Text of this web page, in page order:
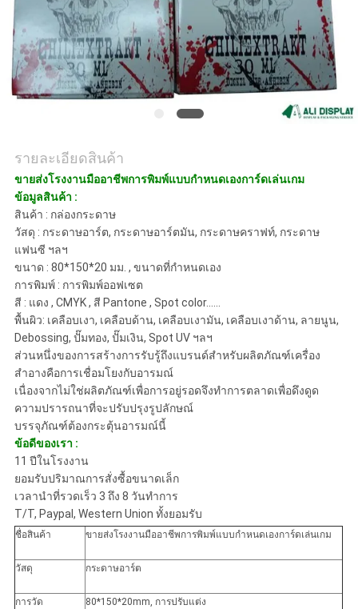
แผนผัง
เว็บไซต์
รายละเอียดสินค้า
ขายส่งโรงงานมืออาชีพการพิมพ์แบบกำหนดเองการ์ดเล่นเกม
ข้อมูลสินค้า :
สินค้า : กล่องกระดาษ
วัสดุ : กระดาษอาร์ต, กระดาษอาร์ตมัน, กระดาษคราฟท์, กระดาษ
แฟนซี ฯลฯ
ขนาด : 80*150*20 มม. , ขนาดที่กำหนดเอง
การพิมพ์ : การพิมพ์ออฟเซต
สี : แดง , CMYK , สี Pantone , Spot color......
พื้นผิว: เคลือบเงา, เคลือบด้าน, เคลือบเงามัน, เคลือบเงาด้าน, ลายนูน,
Debossing, ปั๊มทอง, ปั๊มเงิน, Spot UV ฯลฯ
ส่วนหนึ่งของการสร้างการรับรู้ถึงแบรนด์สำหรับผลิตภัณฑ์เครื่อง
สำอางคือการเชื่อมโยงกับอารมณ์
เนื่องจากไม่ใช่ผลิตภัณฑ์เพื่อการอยู่รอดจึงทำการตลาดเพื่อดึงดูด
ความปรารถนาที่จะปรับปรุงรูปลักษณ์
บรรจุภัณฑ์ต้องกระตุ้นอารมณ์นี้
ข้อดีของเรา :
11 ปีในโรงงาน
ยอมรับปริมาณการสั่งซื้อขนาดเล็ก
เวลานำที่รวดเร็ว 3 ถึง 8 วันทำการ
T/T, Paypal, Western Union ทั้งยอมรับ
ชื่อสินค้า ขายส่งโรงงานมืออาชีพการพิมพ์แบบกำหนดเองการ์ดเล่นเกม
วัสดุ กระดาษอาร์ต
การวัด 80*150*20mm, การปรับแต่ง